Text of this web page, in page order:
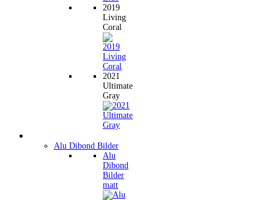
2019
Living
Coral
2021
Ultimate
Gray
Alu Dibond Bilder
Alu
Dibond
Bilder
matt